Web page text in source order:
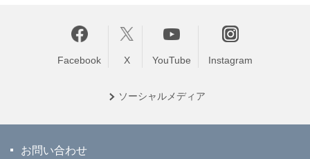
Facebook X YouTube Instagram
ソーシャル メディア
お問い合わせ